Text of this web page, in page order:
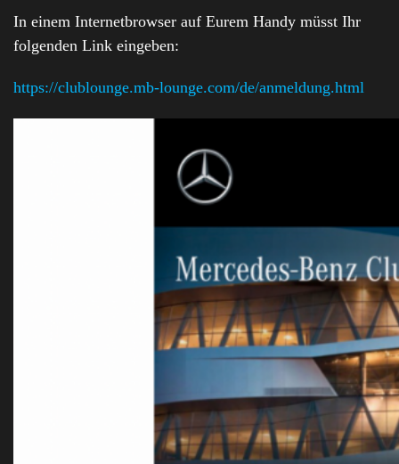
In einem Internetbrowser auf Eurem Handy müsst Ihr
folgenden Link eingeben:
https://clublounge.mb-lounge.com/de/anmeldung.html